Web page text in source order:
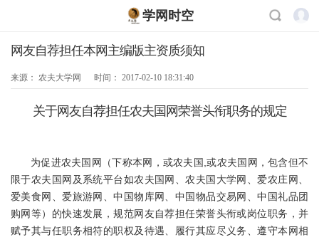
学网时空
网友自荐担任本网主编版主资质须知
来源： 农夫大学网 时间： 2017-02-10 18:31:40
关于网友自荐担任农夫国网荣誉头衔职务的规定
为促进农夫国网（下称本网，或农夫国,或农夫国网，包含但不
限于农夫国网及系统平台如农夫国网、农夫国大学网、爱农庄网、
爱美食网、爱旅游网、中国物库网、中国物品交易网、中国礼品团
购网等）的快速发展，规范网友自荐担任荣誉头衔或岗位职务，并
赋予其与任职务相符的职权及待遇、履行其应尽义务、遵守本网相